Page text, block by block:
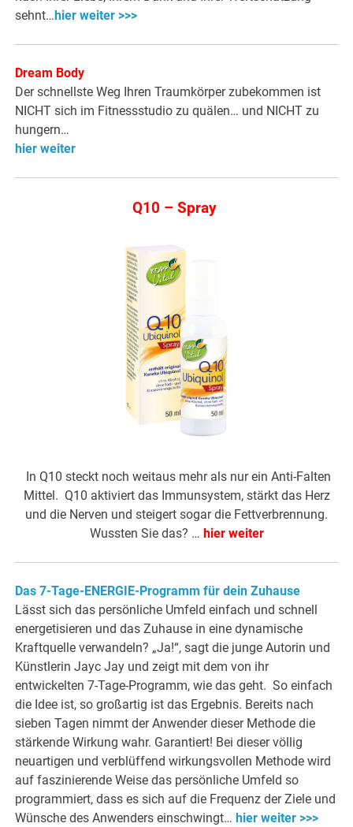
sehnt… hier weiter >>>
Dream Body
Der schnellste Weg Ihren Traumkörper zubekommen ist
NICHT sich im Fitnessstudio zu quälen… und NICHT zu
hungern…
hier weiter
Q10 – Spray
In Q10 steckt noch weitaus mehr als nur ein Anti-Falten
Mittel. Q10 aktiviert das Immunsystem, stärkt das Herz
und die Nerven und steigert sogar die Fettverbrennung.
Wussten Sie das? … hier weiter
Das 7-Tage-ENERGIE-Programm für dein Zuhause
Lässt sich das persönliche Umfeld einfach und schnell
energetisieren und das Zuhause in eine dynamische
Kraftquelle verwandeln? „Ja!“, sagt die junge Autorin und
Künstlerin Jayc Jay und zeigt mit dem von ihr
entwickelten 7-Tage-Programm, wie das geht. So einfach
die Idee ist, so großartig ist das Ergebnis. Bereits nach
sieben Tagen nimmt der Anwender dieser Methode die
stärkende Wirkung wahr. Garantiert! Bei dieser völlig
neuartigen und verblüffend wirkungsvollen Methode wird
auf faszinierende Weise das persönliche Umfeld so
programmiert, dass es sich auf die Frequenz der Ziele und
Wünsche des Anwenders einschwingt… hier weiter >>>